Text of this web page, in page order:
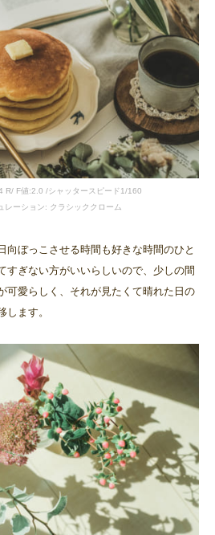
R/ F値:2.0 /シャッタースピード1/160
レーション: クラシッククローム
向ぼっこさせる時間も好きな時間のひと
すぎない方がいいらしいので、少しの間
可愛らしく、それが見たくて晴れた日の
します。